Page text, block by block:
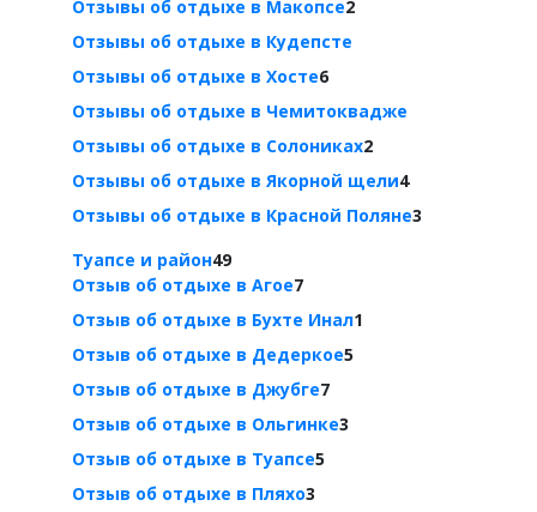
Отзывы об отдыхе в Макопсе2
Отзывы об отдыхе в Кудепсте
Отзывы об отдыхе в Хосте6
Отзывы об отдыхе в Чемитоквадже
Отзывы об отдыхе в Солониках2
Отзывы об отдыхе в Якорной щели4
Отзывы об отдыхе в Красной Поляне3
Туапсе и район49
Отзыв об отдыхе в Агое7
Отзыв об отдыхе в Бухте Инал1
Отзыв об отдыхе в Дедеркое5
Отзыв об отдыхе в Джубге7
Отзыв об отдыхе в Ольгинке3
Отзыв об отдыхе в Туапсе5
Отзыв об отдыхе в Пляхо3